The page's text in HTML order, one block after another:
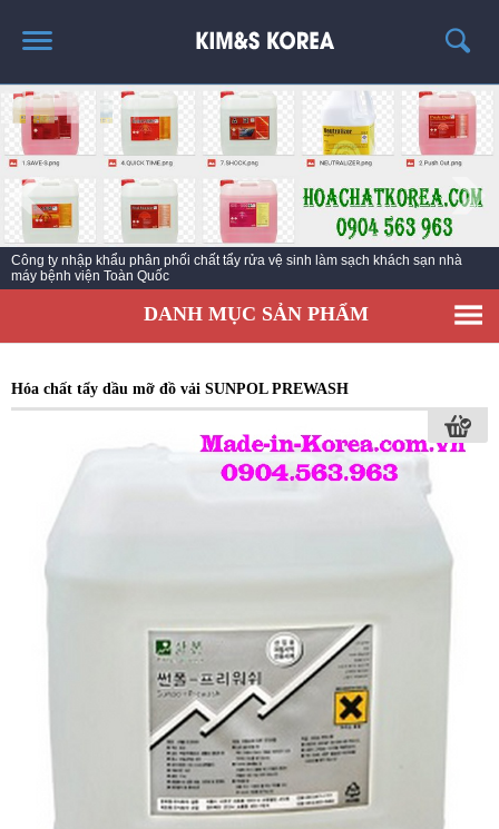
TRANG CHỦ
THÔNG TIN SẢN PHẨM
TIN TỨC
LIÊN HỆ
EC KY NƯỚC TẨY RỬA CÔNG NGHIỆP ECO ONE
Nhà sản xuất chất vệ sinh làm sạch số hàng đầu Hàn Quốc với hơn 45 Năm
kinh nghiệm
DANH MỤC SẢN PHẨM
Hóa chất tẩy dầu mỡ đồ vải SUNPOL PREWASH